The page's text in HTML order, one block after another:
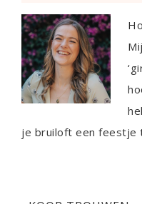
je bruiloft een feestje